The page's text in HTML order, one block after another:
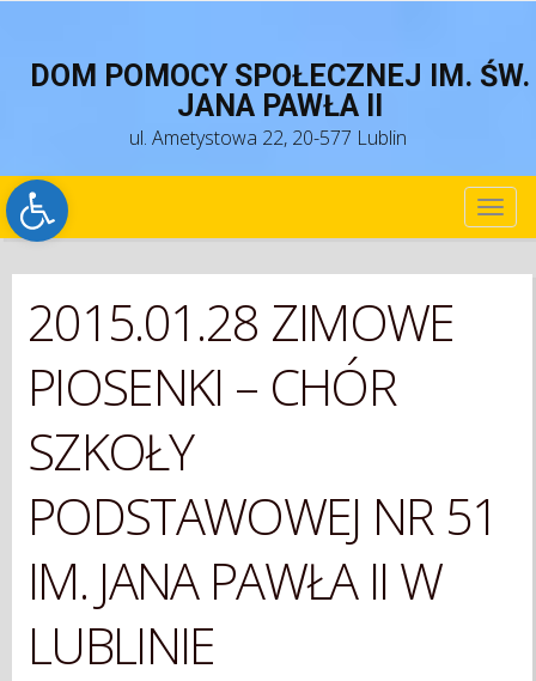
Open toolbar
DOM POMOCY SPOŁECZNEJ IM. ŚW.
JANA PAWŁA II
ul. Ametystowa 22, 20-577 Lublin
2015.01.28 ZIMOWE
PIOSENKI – CHÓR
SZKOŁY
PODSTAWOWEJ NR 51
IM. JANA PAWŁA II W
LUBLINIE